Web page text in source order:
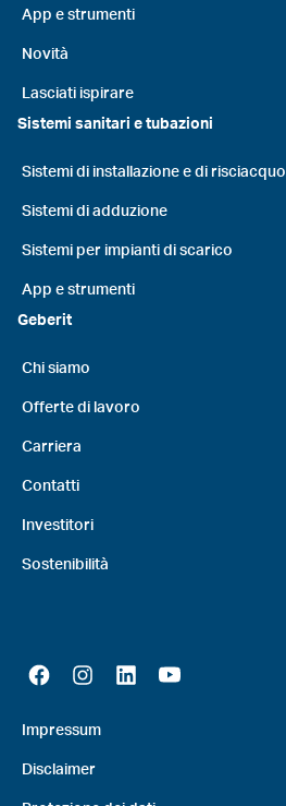
App e strumenti
Novità
Lasciati ispirare
Sistemi sanitari e tubazioni
Sistemi di installazione e di risciacquo
Sistemi di adduzione
Sistemi per impianti di scarico
App e strumenti
Geberit
Chi siamo
Offerte di lavoro
Carriera
Contatti
Investitori
Sostenibilità
Impressum
Disclaimer